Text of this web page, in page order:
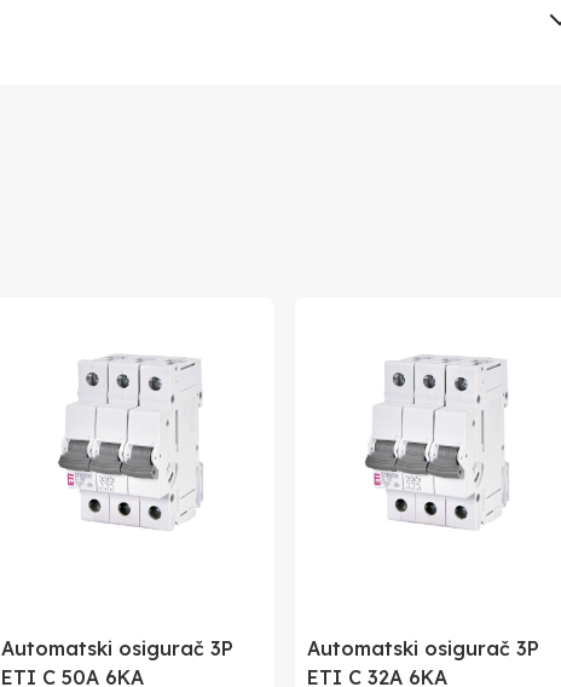
3838895922223
Automatski osigurač 3P
ETI C 50A 6KA
Automatski osigurač 3P
ETI C 32A 6KA